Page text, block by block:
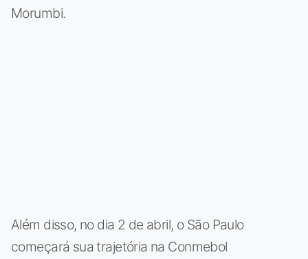
Morumbi.
Além disso, no dia 2 de abril, o São Paulo
começará sua trajetória na Conmebol